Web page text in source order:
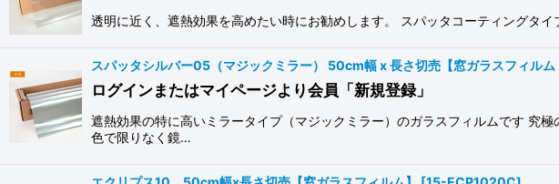
透明に近く、遮熱効果を高めたい時にお勧めします。 スパッタコーティン
スパッタシルバー05（マジックミラー） 50cm幅 x 長さ切売【窓ガラスフィル
ログインまたはマイページより会員「新規登録」
遮熱効果の特に高いミラータイプ（マジックミラー）のガラスフィルムです 究
色で限りなく鏡…